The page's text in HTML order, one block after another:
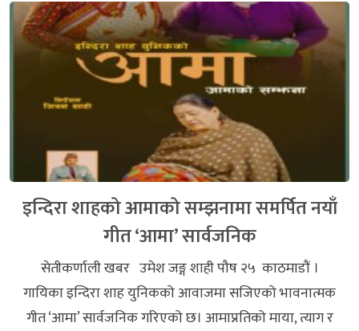
इन्दिरा शाहको आमाको सम्झनामा समर्पित नयाँ
गीत ‘आमा’ सार्वजनिक
सेतीकर्णाली खबर उमेश जङ्ग शाही पौष २५ काठमाडौं ।
गायिका इन्दिरा शाह युनिकको आवाजमा सजिएको भावनात्मक
गीत ‘आमा’ सार्वजनिक गरिएको छ। आमाप्रतिको माया, त्याग र